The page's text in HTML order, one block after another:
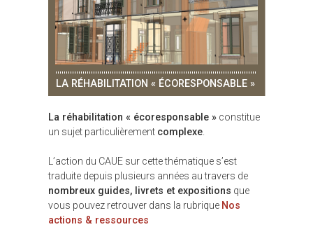
LA RÉHABILITATION « ÉCORESPONSABLE »
La réhabilitation « écoresponsable »constitue
un sujet particulièrement complexe.
L’action du CAUE sur cette thématique s’est
traduite depuis plusieurs années au travers de
nombreux guides, livrets et expositions que
vous pouvez retrouver dans la rubrique Nos
actions & ressources